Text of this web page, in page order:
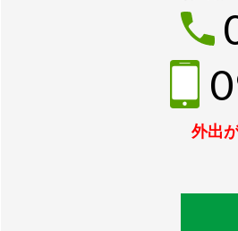
外出